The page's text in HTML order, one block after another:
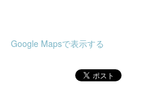
Google Mapsで表示する